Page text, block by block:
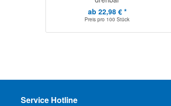
ab 22,98 € *
Preis pro 100 Stück
Service Hotline